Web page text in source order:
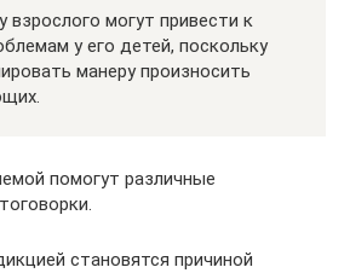
взрослого могут привести к
у его детей, поскольку
манеру произносить
помогут различные
становятся причиной